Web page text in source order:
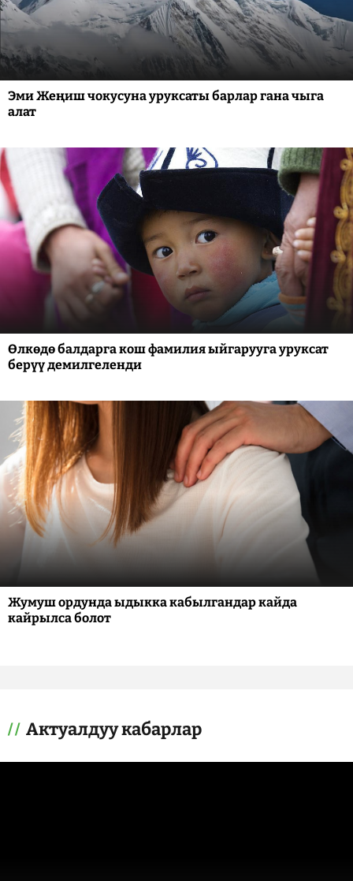
Эми Жеңиш чокусуна уруксаты барлар гана чыга
алат
Өлкөдө балдарга кош фамилия ыйгарууга уруксат
берүү демилгеленди
Жумуш ордунда ыдыкка кабылгандар кайда
кайрылса болот
Актуалдуу кабарлар